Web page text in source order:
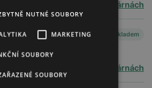
v 23 lékárnách
Skladem
v 17 lékárnách
NUTNÉ SOUBORY
MARKETING
SOUBORY
SOUBORY